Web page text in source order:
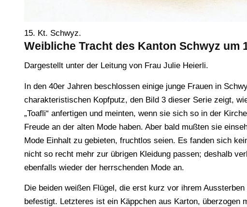
15. Kt. Schwyz.
Weibliche Tracht des Kanton Schwyz um
Dargestellt unter der Leitung von Frau Julie Heierli.
In den 40er Jahren beschlossen einige junge Frauen in
charakteristischen Kopfputz, den Bild 3 dieser Serie zeigt,
„Toafli“ anfertigen und meinten, wenn sie sich so in der
Freude an der alten Mode haben. Aber bald mußten sie
Mode Einhalt zu gebieten, fruchtlos seien. Es fanden sich
nicht so recht mehr zur übrigen Kleidung passen; deshalb
ebenfalls wieder der herrschenden Mode an.
Die beiden weißen Flügel, die erst kurz vor ihrem
befestigt. Letzteres ist ein Käppchen aus Karton, überzogen